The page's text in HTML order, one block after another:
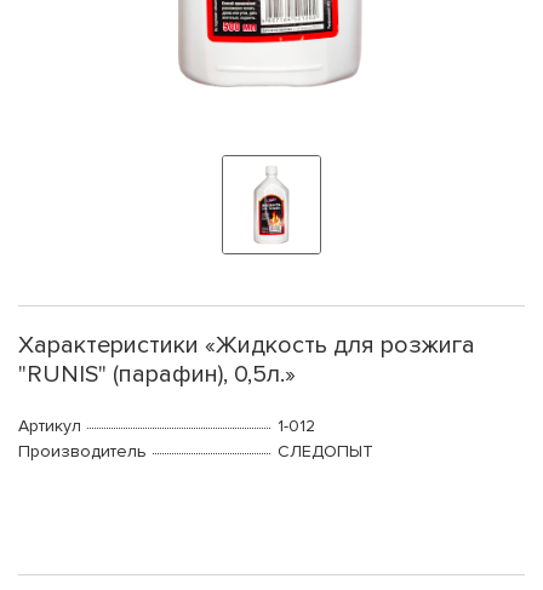
Характеристики «Жидкость для розжига
"RUNIS" (парафин), 0,5л.»
Артикул
1-012
Производитель
СЛЕДОПЫТ